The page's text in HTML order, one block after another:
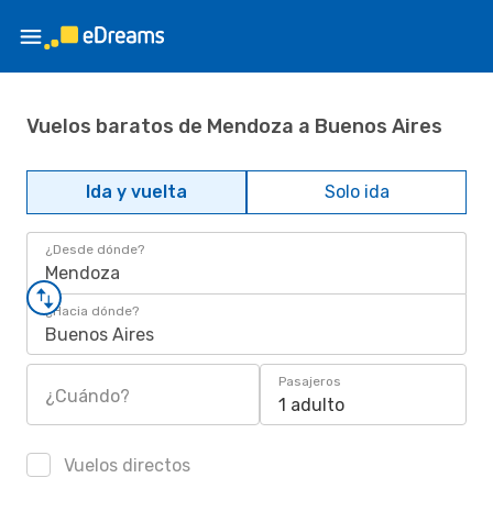
Vuelos baratos de Mendoza a Buenos Aires
Ida y vuelta Solo ida
¿Desde dónde?
Mendoza
¿Hacia dónde?
Buenos Aires
¿Cuándo?
Pasajeros
1 adulto
Vuelos directos